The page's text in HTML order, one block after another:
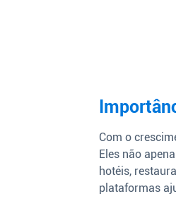
Com o
Eles não
hotéis,
plataformas